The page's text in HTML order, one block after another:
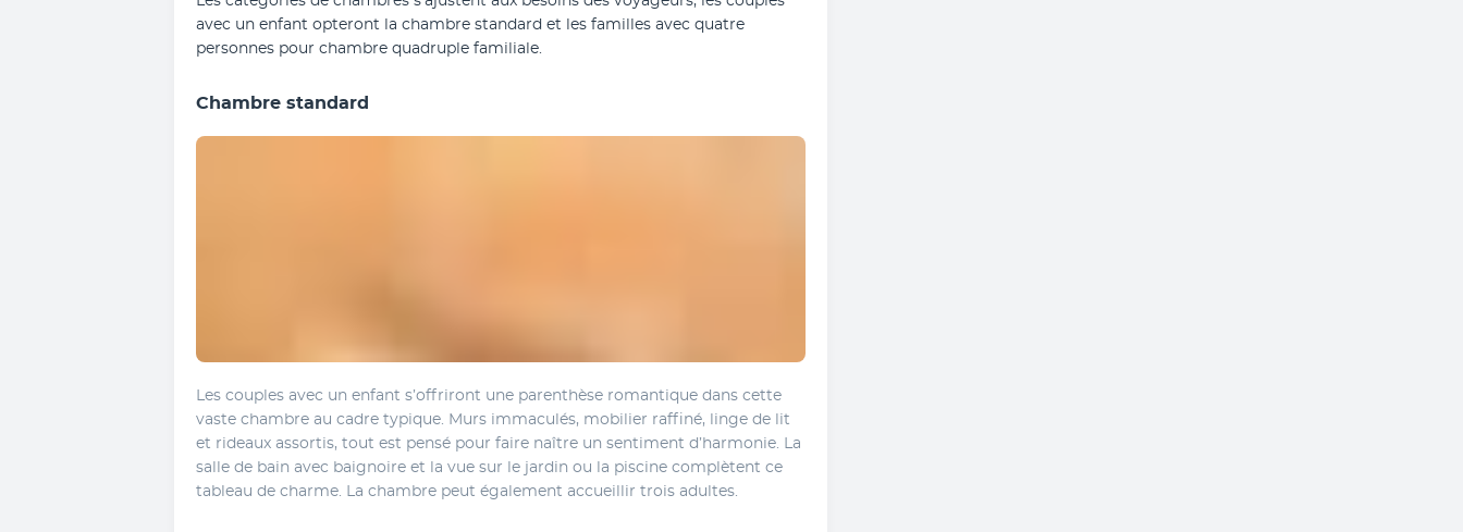
avec un enfant opteront la chambre standard et les familles avec quatre
personnes pour chambre quadruple familiale.
Chambre standard
Les couples avec un enfant s’offriront une parenthèse romantique dans cette
vaste chambre au cadre typique. Murs immaculés, mobilier raffiné, linge de lit
et rideaux assortis, tout est pensé pour faire naître un sentiment d’harmonie. La
salle de bain avec baignoire et la vue sur le jardin ou la piscine complètent ce
tableau de charme. La chambre peut également accueillir trois adultes.